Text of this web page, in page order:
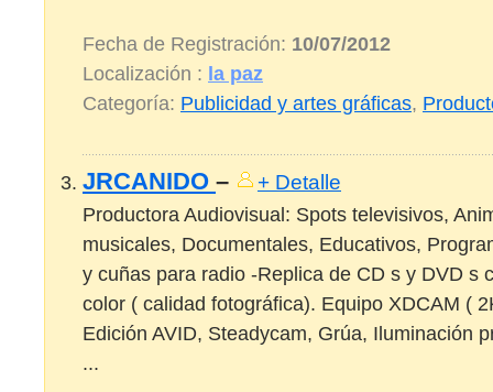
Fecha de Registración: 10/07/2012
Localización : la paz
Categoría: Publicidad y artes gráficas,
JRCANIDO –
+ Detalle
Productora Audiovisual: Spots televisivos,
musicales, Documentales, Educativos,
y cuñas para radio -Replica de CD s y DVD s
color ( calidad fotográfica). Equipo XDCAM (
Edición AVID, Steadycam, Grúa, Iluminación
...